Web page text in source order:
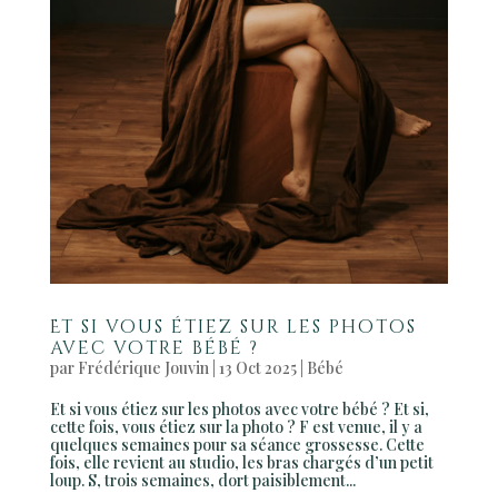
Et si vous étiez sur les photos
avec votre bébé ?
par Frédérique Jouvin| 13 Oct 2025| Bébé
Et si vous étiez sur les photos avec votre bébé ? Et si,
cette fois, vous étiez sur la photo ? F est venue, il y a
quelques semaines pour sa séance grossesse. Cette
fois, elle revient au studio, les bras chargés d’un petit
loup. S, trois semaines, dort paisiblement...